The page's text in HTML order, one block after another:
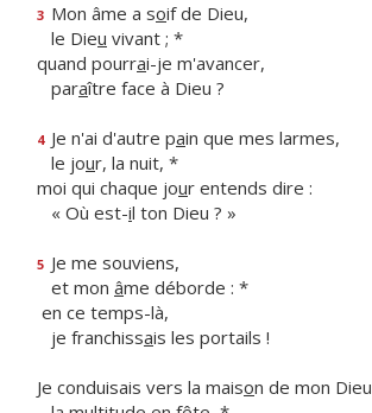
3 Mon âme a soif de Dieu,
le Dieu vivant ; *
quand pourrai-je m'avancer,
paraître face à Dieu ?
4 Je n'ai d'autre pain que mes larmes,
le jour, la nuit, *
moi qui chaque jour entends dire :
« Où est-il ton Dieu ? »
5 Je me souviens,
et mon âme déborde : *
en ce temps-là,
je franchissais les portails !
Je conduisais vers la maison de mon Dieu